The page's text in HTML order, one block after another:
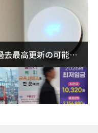
去最高更新の可能性